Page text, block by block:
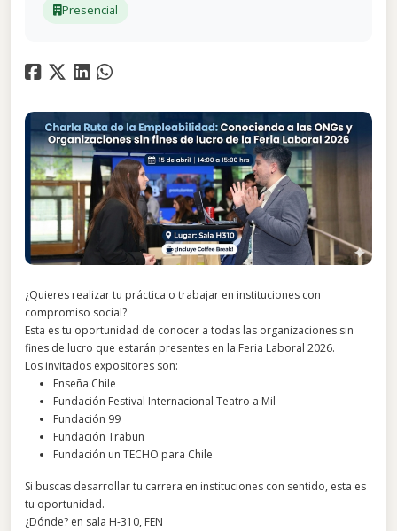
Presencial
¿Quieres realizar tu práctica o trabajar en instituciones con
compromiso social?
Esta es tu oportunidad de conocer a todas las organizaciones sin
fines de lucro que estarán presentes en la Feria Laboral 2026.
Los invitados expositores son:
Enseña Chile
Fundación Festival Internacional Teatro a Mil
Fundación 99
Fundación Trabün
Fundación un TECHO para Chile
Si buscas desarrollar tu carrera en instituciones con sentido, esta es
tu oportunidad.
¿Dónde? en sala H-310, FEN